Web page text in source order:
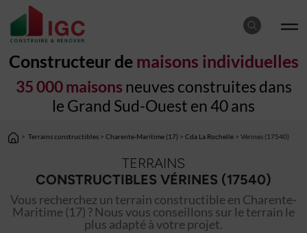
Constructeur de maisons individuelles
35 000 maisons neuves construites dans
le Grand Sud-Ouest en 40 ans
> Terrains constructibles > Charente-Maritime (17) > Cda La Rochelle > Vérines (17540)
TERRAINS
CONSTRUCTIBLES VÉRINES (17540)
Vous recherchez un terrain constructible en Charente-
Maritime (17) ? Nous vous conseillons sur le terrain le
plus adapté à votre projet.